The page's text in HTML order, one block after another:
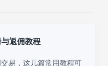
返佣教程
易，这几篇常用教程可